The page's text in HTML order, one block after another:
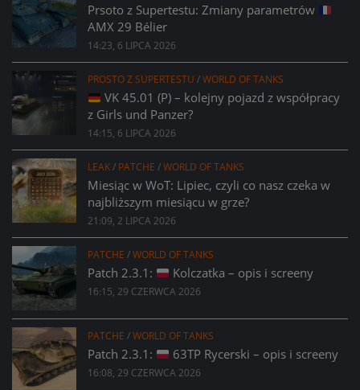
Prsoto z Supertestu: Zmiany parametrów
AMX 29 Bélier
14:23, 6 LIPCA 2026
PROSTO Z SUPERTESTU /WORLD OF TANKS
VK 45.01 (P) – kolejny pojazd z współpracy
z Girls und Panzer?
14:15, 6 LIPCA 2026
LEAK/ PATCHE /WORLD OF TANKS
Miesiąc w WoT: Lipiec, czyli co nasz czeka w
najbliższym miesiącu w grze?
21:09, 2 LIPCA 2026
PATCHE /WORLD OF TANKS
Patch 2.3.1: Kolczatka – opis i screeny
16:15, 29 CZERWCA 2026
PATCHE /WORLD OF TANKS
Patch 2.3.1: 63TP Rycerski – opis i screeny
16:08, 29 CZERWCA 2026